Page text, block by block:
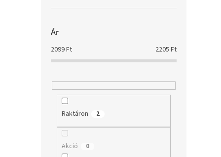
Ár
2099Ft 2205 Ft
Raktáron 2
Akció 0